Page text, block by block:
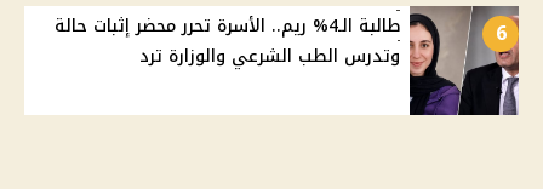
6
طالبة الـ4% ريم.. الأسرة تحرر محضر إثبات حالة
وتدرس الطب الشرعي والوزارة ترد